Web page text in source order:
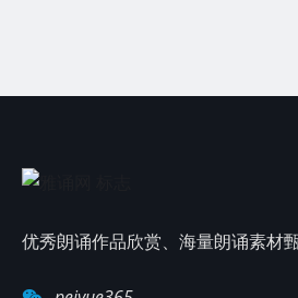
优秀朗诵作品欣赏、海量朗诵素材